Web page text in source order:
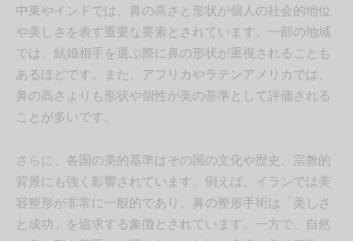
中東やインドでは、鼻の高さと形状が個人の社会的地位
や美しさを表す重要な要素とされています。一部の地域
では、結婚相手を選ぶ際に鼻の形状が重視されることも
あるほどです。また、アフリカやラテンアメリカでは、
鼻の高さよりも形状や個性が美の基準として評価される
ことが多いです。
さらに、各国の美的基準はその国の文化や歴史、宗教的
背景にも強く影響されています。例えば、イランでは美
容整形が非常に一般的であり、鼻の整形手術は「美しさ
と成功」を追求する象徴とされています。一方で、自然